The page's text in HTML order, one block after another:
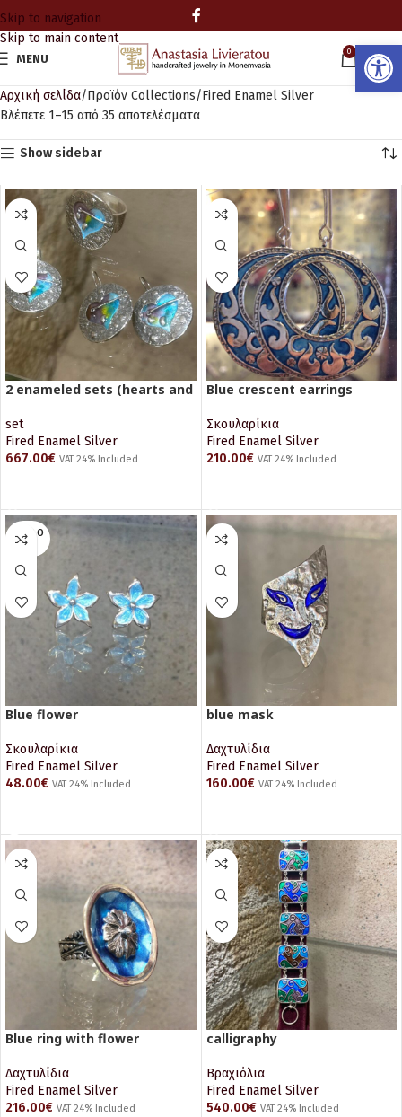
Skip to navigation
Skip to main content
MENU
0
0.00
Αρχική σελίδα Προϊόν Collections Fired Enamel Silver
Βλέπετε 1–15 από 35 αποτελέσματα
Show sidebar
2 enameled sets (hearts and
set
Fired Enamel Silver
667.00€ VAT 24% Included
Blue crescent earrings
Σκουλαρίκια
Fired Enamel Silver
210.00€ VAT 24% Included
SOLD O
UT
Blue flower
Σκουλαρίκια
Fired Enamel Silver
48.00€ VAT 24% Included
blue mask
Δαχτυλίδια
Fired Enamel Silver
160.00€ VAT 24% Included
Blue ring with flower
Δαχτυλίδια
Fired Enamel Silver
216.00€ VAT 24% Included
calligraphy
Βραχιόλια
Fired Enamel Silver
540.00€ VAT 24% Included